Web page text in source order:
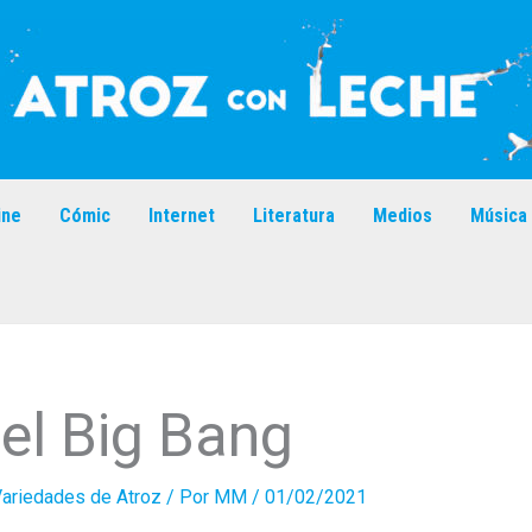
Cómic Internet Literatura Medios Música
Big Bang
de Atroz / Por MM / 01/02/2021